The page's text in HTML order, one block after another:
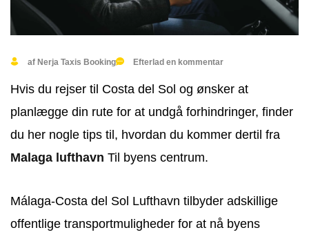
af Nerja Taxis Booking Efterlad en kommentar
Hvis du rejser til Costa del Sol og ønsker at
planlægge din rute for at undgå forhindringer, finder
du her nogle tips til, hvordan du kommer dertil fra
Malaga lufthavn Til byens centrum.
Málaga-Costa del Sol Lufthavn tilbyder adskillige
offentlige transportmuligheder for at nå byens